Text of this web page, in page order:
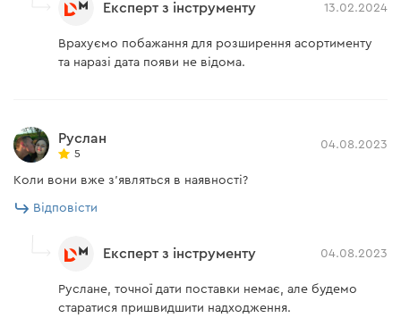
Експерт з інструменту 13.02.2024
Врахуємо побажання для розширення асортименту
та наразі дата появи не відома.
Руслан
5
04.08.2023
Коли вони вже з'являться в наявності?
Відповісти
Експерт з інструменту 04.08.2023
Руслане, точної дати поставки немає, але будемо
старатися пришвидшити надходження.